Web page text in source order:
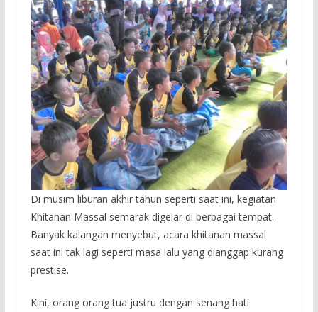
Di musim liburan akhir tahun seperti saat ini, kegiatan
Khitanan Massal semarak digelar di berbagai tempat.
Banyak kalangan menyebut, acara khitanan massal
saat ini tak lagi seperti masa lalu yang dianggap kurang
prestise.
Kini, orang orang tua justru dengan senang hati